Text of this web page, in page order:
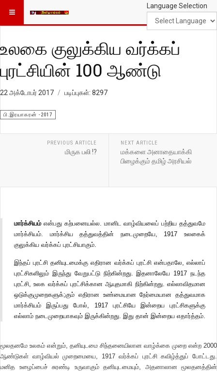
Language Selection
உலகை குலுக்கிய வர்க்கப்
புரட்சியின் 100 ஆண்டு
22 அக்டோபர் 2017 படிப்புகள்: 8297
பி.இரயாகரன் -2017
PREVIOUS ARTICLE
மிருக பலி !?
NEXT ARTICLE
மக்களை அனாதையாக்கி
பிழைக்கும் தமிழ் அரசியல்
மார்க்சியம் என்பது கற்பனையல்ல. மானிட வாழ்வியலைப் பற்றிய தத்துவமே
மார்க்சியம். மார்க்சிய தத்துவத்தின் நடைமுறையே, 1917 உலகைக்
குலுக்கிய வர்க்கப் புரட்சியாகும்.
இந்தப் புரட்சி தனியுடமைக்கு எதிரான வர்க்கப் புரட்சி என்பதாலே, எல்லாப்
புரட்சிகளிலும் இருந்து வேறுபட்டு நிற்கின்றது. இதனாலேயே 1917 நடந்த
புரட்சி, உலக வர்க்கப் புரட்சிக்கான ஆயுதமாகி நிற்கின்றது. எல்லாவிதமான
ஒடுக்குமுறைகளுக்;கும் எதிரான உண்மையான நேர்மையான தத்துவமாக
மார்க்சியம் இருப்பது போல், 1917 புரட்சியே இன்றைய புரட்சிகளுக்கு
எல்லாம் நடைமுறையாகவும் இருக்கின்றது. இது தான் இன்றைய எதார்த்தம்.
மூலதனமே உலகம் என்றும், தனியுடமை சிந்தனையிலான வாழ்க்கை முறை என்ற 2000
ஆண்டுகள் வாழ்வியல் முறைமையை, 1917 வர்க்கப் புரட்சி கவிழ்த்துப் போட்டது.
மனித உழைப்பைச் சுரண்டி உருவாகும் தனியுடமையும், அதனாலான மூலதனத்தின்